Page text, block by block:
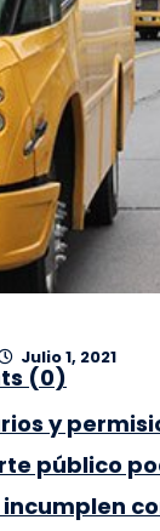
Julio 1, 2021
(0)
y
público